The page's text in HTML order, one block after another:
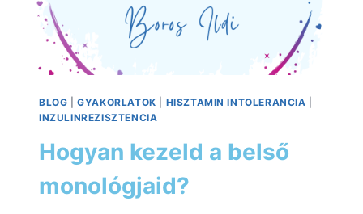
BLOG |GYAKORLATOK HISZTAMIN INTOLERANCIA
INZULINREZISZTENCIA
Hogyan kezeld a belső
monológjaid?